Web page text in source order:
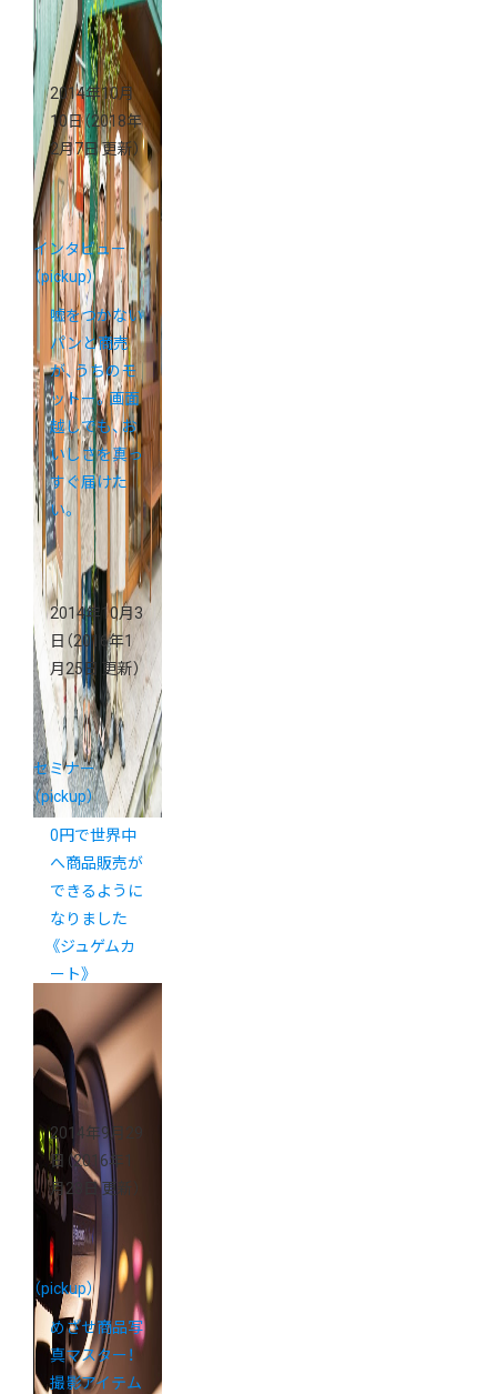
2014年10月
10日（2018年
2月7日 更新）
インタビュー
（pickup）
嘘をつかない
パンと商売
が、うちのモ
ットー。画面
越しでも、お
いしさを真っ
すぐ届けた
い。
2014年10月3
日 （2016年1
月25日 更新）
セミナー
（pickup）
0円で世界中
へ商品販売が
できるように
なりました
《ジュゲムカ
ート》
2014年9月29
日 （2016年1
月28日 更新）
（pickup）
めざせ商品写
真マスター！
撮影アイテム